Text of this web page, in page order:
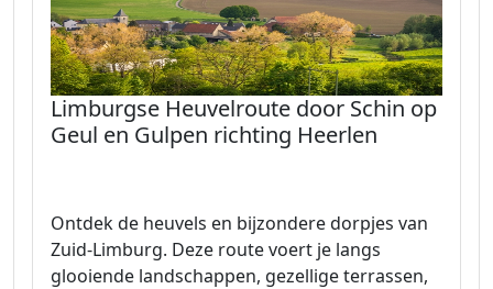
Limburgse Heuvelroute door Schin op
Geul en Gulpen richting Heerlen
Ontdek de heuvels en bijzondere dorpjes van
Zuid-Limburg. Deze route voert je langs
glooiende landschappen, gezellige terrassen,